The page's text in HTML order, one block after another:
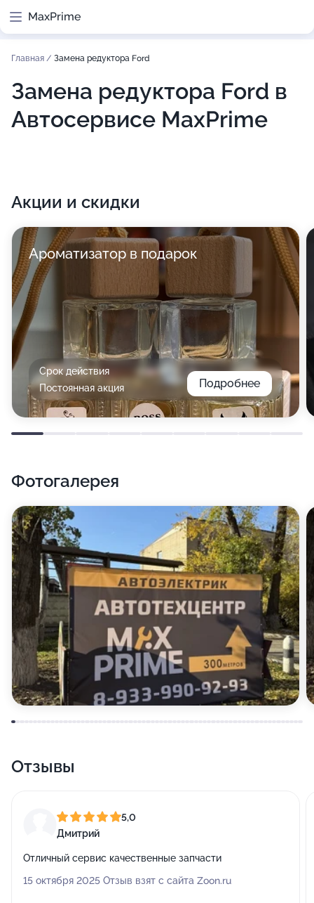
MaxPrime
Главная / Замена редуктора Ford
Замена редуктора Ford в
Автосервисе MaxPrime
Акции и скидки
Ароматизатор в подарок
Срок действия
Постоянная акция
Подробнее
Фотогалерея
Отзывы
5,0
Дмитрий
Отличный сервис качественные запчасти
15 октября 2025 Отзыв взят с сайта Zoon.ru